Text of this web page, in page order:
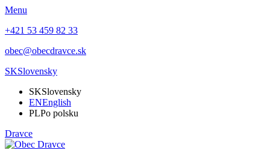
Menu
+421 53 459 82 33
obec@obecdravce.sk
SKSlovensky
SKSlovensky
ENEnglish
PLPo polsku
Dravce